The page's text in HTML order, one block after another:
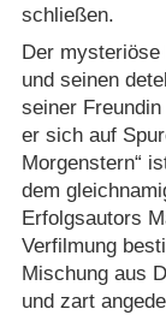
schließen.
Der
und seinen
seiner
er sich auf
Morgenstern“
dem
Erfolgsautors
Verfilmung
Mischung aus
und zart